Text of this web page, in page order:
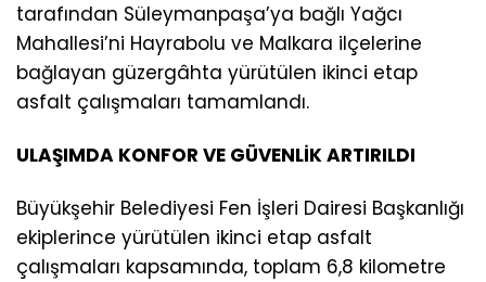
tarafından Süleymanpaşa’ya bağlı Yağcı
Mahallesi’ni Hayrabolu ve Malkara ilçelerine
bağlayan güzergâhta yürütülen ikinci etap
asfalt çalışmaları tamamlandı.
ULAŞIMDA KONFOR VE GÜVENLİK ARTIRILDI
Büyükşehir Belediyesi Fen İşleri Dairesi Başkanlığı
ekiplerince yürütülen ikinci etap asfalt
çalışmaları kapsamında, toplam 6,8 kilometre